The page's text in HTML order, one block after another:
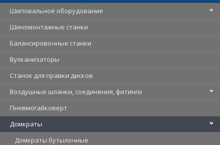
Шиповальное оборудование
Шиномонтажные станки
Балансировочные станки
Вулканизаторы
Станок для правки дисков
Воздушные шланки, соединения, фитинги
Пневмогайковерт
Домкраты
Домкраты бутылочные